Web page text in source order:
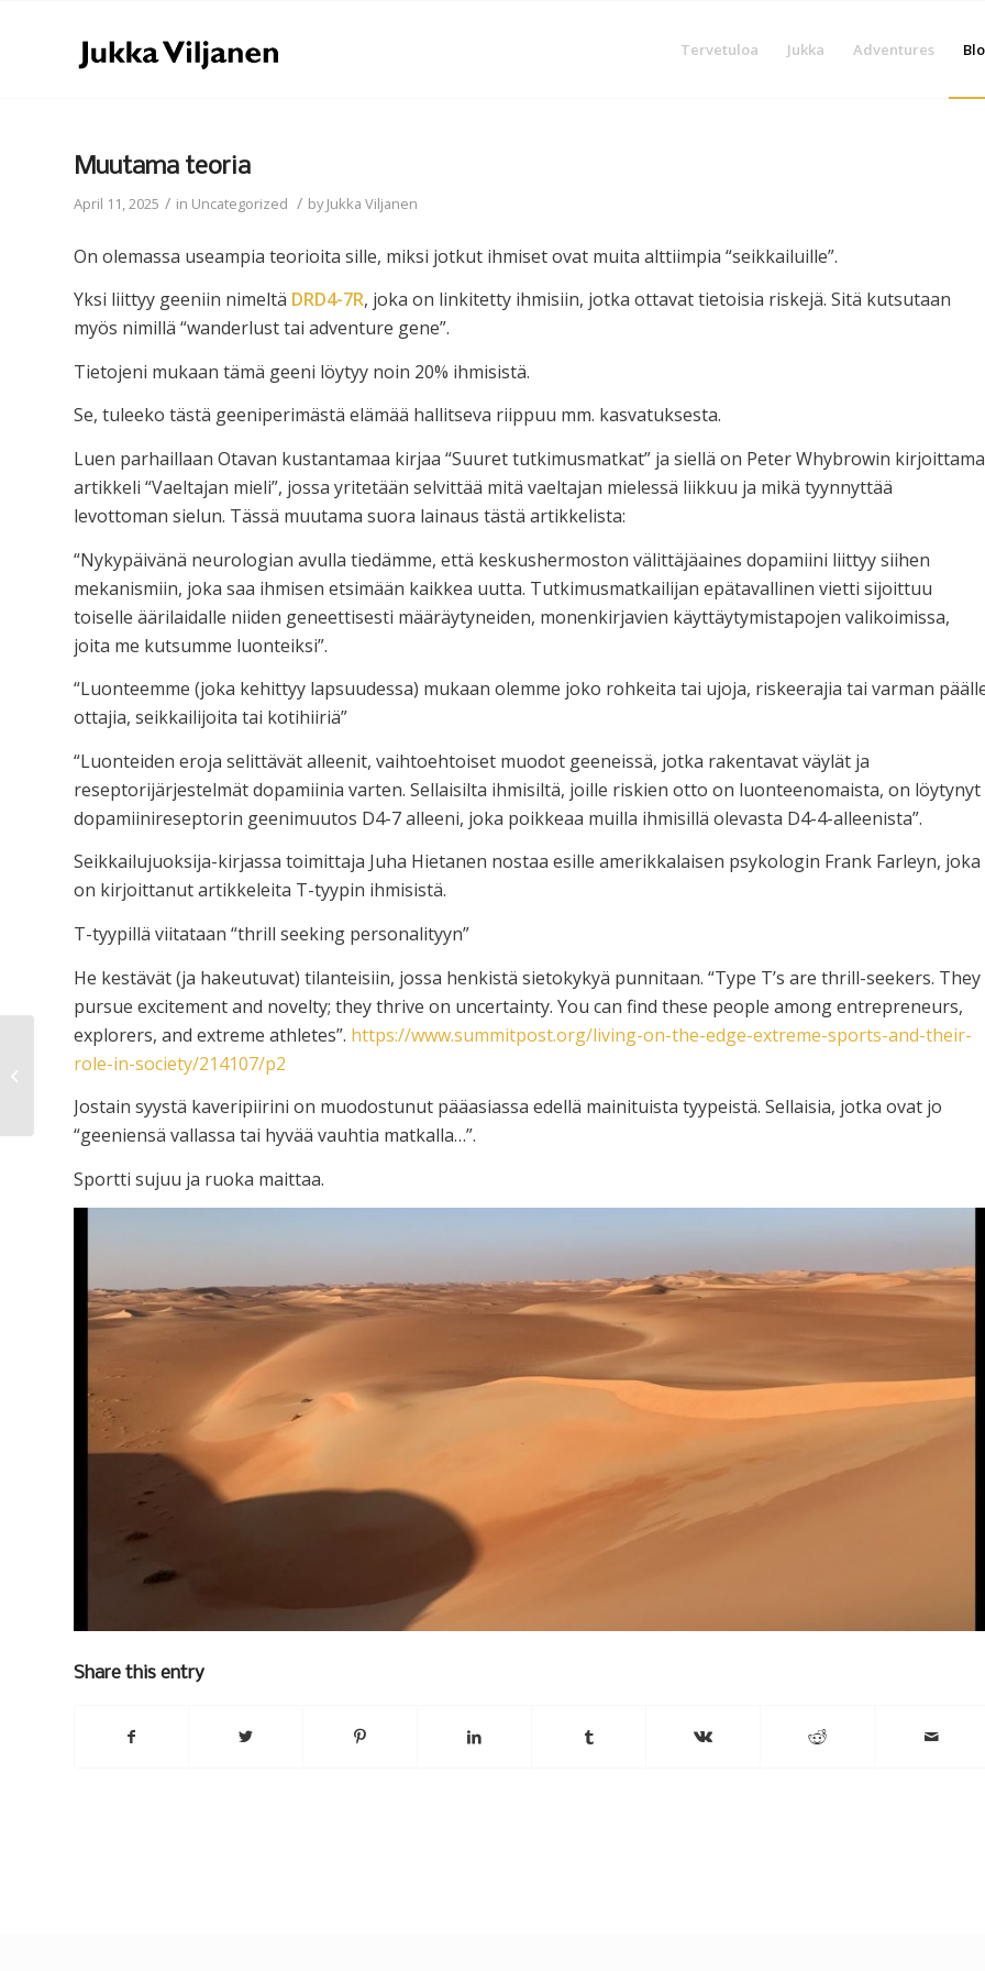
Tervetuloa Jukka Adventures
Muutama teoria
April 11, 2025 / in Uncategorized / byJukka Viljanen
On olemassa useampia teorioita sille, miksi jotkut ihmiset ovat muita alttiimpia “seikkailuille”.
Yksi liittyy geeniin nimeltä DRD4-7R, joka on linkitetty ihmisiin, jotka ottavat tietoisia riskejä. Sitä kutsutaan
myös nimillä “wanderlust tai adventure gene”.
Tietojeni mukaan tämä geeni löytyy noin 20% ihmisistä.
Se, tuleeko tästä geeniperimästä elämää hallitseva riippuu mm. kasvatuksesta.
Luen parhaillaan Otavan kustantamaa kirjaa “Suuret tutkimusmatkat” ja siellä on Peter Whybrowin kirjoittama
artikkeli “Vaeltajan mieli”, jossa yritetään selvittää mitä vaeltajan mielessä liikkuu ja mikä tyynnyttää
levottoman sielun. Tässä muutama suora lainaus tästä artikkelista:
“Nykypäivänä neurologian avulla tiedämme, että keskushermoston välittäjäaines dopamiini liittyy siihen
mekanismiin, joka saa ihmisen etsimään kaikkea uutta. Tutkimusmatkailijan epätavallinen vietti sijoittuu
toiselle äärilaidalle niiden geneettisesti määräytyneiden, monenkirjavien käyttäytymistapojen valikoimissa,
joita me kutsumme luonteiksi”.
“Luonteemme (joka kehittyy lapsuudessa) mukaan olemme joko rohkeita tai ujoja, riskeerajia tai varman
ottajia, seikkailijoita tai kotihiiriä”
“Luonteiden eroja selittävät alleenit, vaihtoehtoiset muodot geeneissä, jotka rakentavat väylät ja
reseptorijärjestelmät dopamiinia varten. Sellaisilta ihmisiltä, joille riskien otto on luonteenomaista, on löytynyt
dopamiinireseptorin geenimuutos D4-7 alleeni, joka poikkeaa muilla ihmisillä olevasta D4-4-alleenista”.
Seikkailujuoksija-kirjassa toimittaja Juha Hietanen nostaa esille amerikkalaisen psykologin Frank Farleyn, joka
on kirjoittanut artikkeleita T-tyypin ihmisistä.
T-tyypillä viitataan “thrill seeking personalityyn”
He kestävät (ja hakeutuvat) tilanteisiin, jossa henkistä sietokykyä punnitaan. “Type T’s are thrill-seekers. They
pursue excitement and novelty; they thrive on uncertainty. You can find these people among entrepreneurs,
explorers, and extreme athletes”. https://www.summitpost.org/living-on-the-edge-extreme-sports-and-their-
role-in-society/214107/p2
Jostain syystä kaveripiirini on muodostunut pääasiassa edellä mainituista tyypeistä. Sellaisia, jotka ovat jo
“geeniensä vallassa tai hyvää vauhtia matkalla…”.
Sportti sujuu ja ruoka maittaa.
Share this entry
Hara Hachi Bu